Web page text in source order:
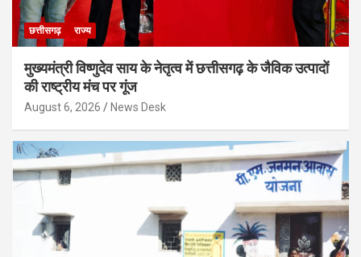
छत्तीसगढ़ राज्य
मुख्यमंत्री विष्णुदेव साय के नेतृत्व में छत्तीसगढ़ के जैविक उत्पादों
की राष्ट्रीय मंच पर गूंज
August 6, 2026 News Desk